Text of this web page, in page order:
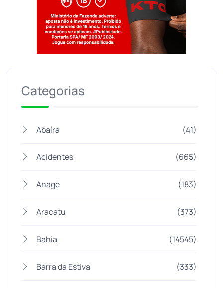
Categorias
Abaíra (41)
Acidentes (665)
Anagé (183)
Aracatu (373)
Bahia (14545)
Barra da Estiva (333)